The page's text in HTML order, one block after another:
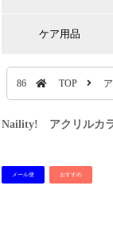
ケア用品
86 TOP
Naility! アクリルカ
メール便 おすすめ